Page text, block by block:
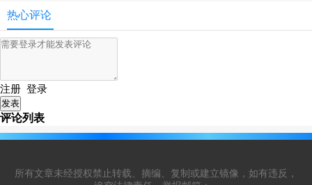
热心评论
注册 登录
评论列表
所有文章未经授权禁止转载、摘编、复制或建立镜像，如有违反，